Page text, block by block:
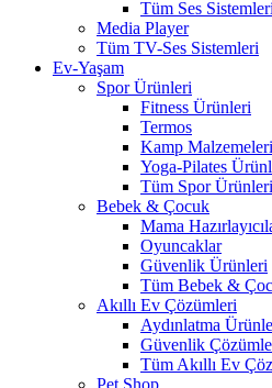
Tüm Ses Sistemleri
Media Player
Tüm TV-Ses Sistemleri
Ev-Yaşam
Spor Ürünleri
Fitness Ürünleri
Termos
Kamp
Yoga-Pilates
Tüm Spor Ürünleri
Bebek & Çocuk
Mama
Oyuncaklar
Güvenlik Ürünleri
Tüm Bebek &
Akıllı Ev Çözümleri
Aydınlatma
Güvenlik
Tüm Akıllı Ev
Pet Shop